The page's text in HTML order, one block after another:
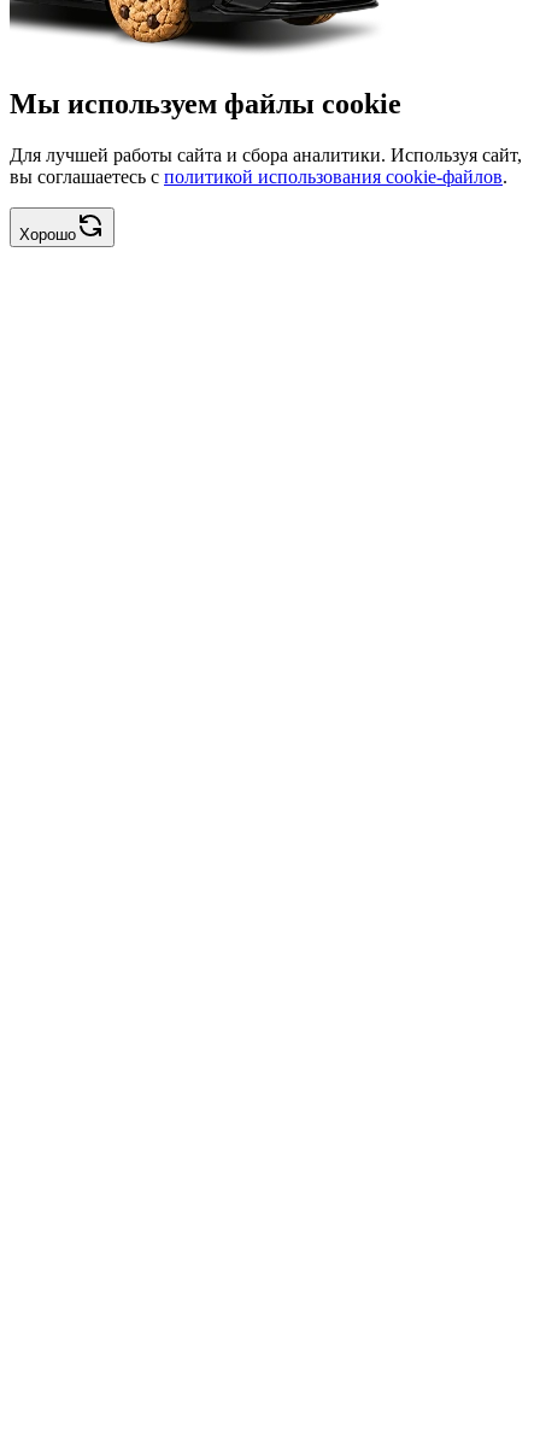
Мы используем файлы cookie
Для лучшей работы сайта и сбора аналитики. Используя сайт,
вы соглашаетесь с политикой использования cookie-файлов.
Хорошо